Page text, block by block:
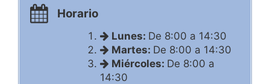
Horario
Lunes: De 8:00 a 14:30
Martes: De 8:00 a 14:30
Miércoles: De 8:00 a
14:30